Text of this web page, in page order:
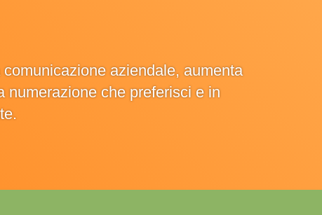
aziendale, aumenta
numerazione che preferisci e in